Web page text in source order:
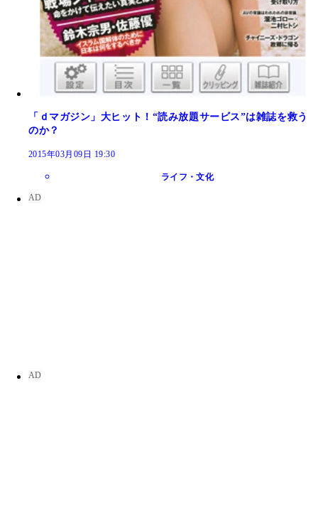
「ｄマガジン」大ヒット！“読み放題サービス”は雑誌を救う
のか？
2015年03月09日 19:30
ライフ・文化